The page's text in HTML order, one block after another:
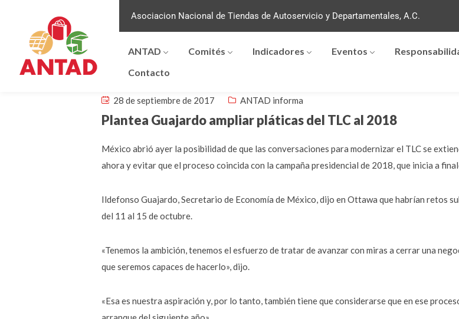
Asociacion Nacional de Tiendas de Autoservicio y Departamentales, A.C.
ANTAD Comités Indicadores Eventos
Contacto
28 de septiembre de 2017 ANTAD informa
Plantea Guajardo ampliar pláticas del TLC al 2018
México abrió ayer la posibilidad de que las conversaciones para modernizar el TLC se
ahora y evitar que el proceso coincida con la campaña presidencial de 2018, que inicia a
Ildefonso Guajardo, Secretario de Economía de México, dijo en Ottawa que habrían retos
del 11 al 15 de octubre.
«Tenemos la ambición, tenemos el esfuerzo de tratar de avanzar con miras a cerrar una
que seremos capaces de hacerlo», dijo.
«Esa es nuestra aspiración y, por lo tanto, también tiene que considerarse que en ese